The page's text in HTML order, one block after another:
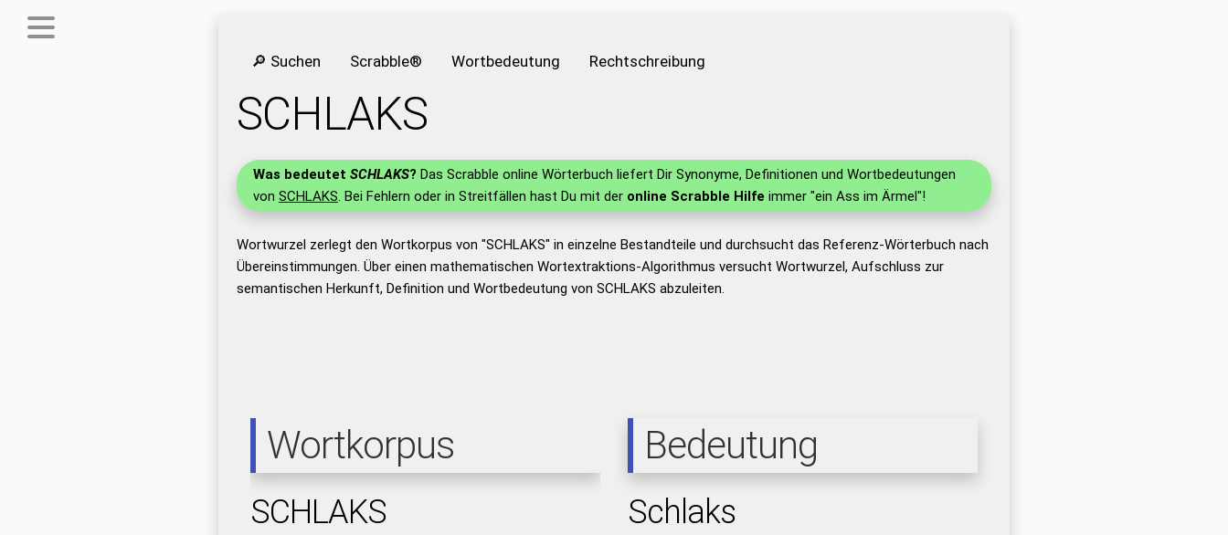
🔎 Suchen Scrabble® Wortbedeutung Rechtschreibung
SCHLAKS
Was bedeutet SCHLAKS? Das Scrabble online Wörterbuch liefert Dir Synonyme, Definitionen und Wortbedeutungen
von SCHLAKS. Bei Fehlern oder in Streitfällen hast Du mit der online Scrabble Hilfe immer "ein Ass im Ärmel"!
Wortwurzel zerlegt den Wortkorpus von "SCHLAKS" in einzelne Bestandteile und durchsucht das Referenz-Wörterbuch nach
Übereinstimmungen. Über einen mathematischen Wortextraktions-Algorithmus versucht Wortwurzel, Aufschluss zur
semantischen Herkunft, Definition und Wortbedeutung von SCHLAKS abzuleiten.
Wortkorpus
SCHLAKS
Bedeutung
Schlaks